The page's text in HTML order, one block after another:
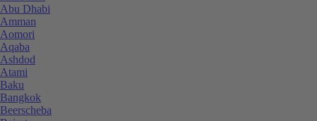
Abu Dhabi
Amman
Aomori
Aqaba
Ashdod
Atami
Baku
Bangkok
Beerscheba